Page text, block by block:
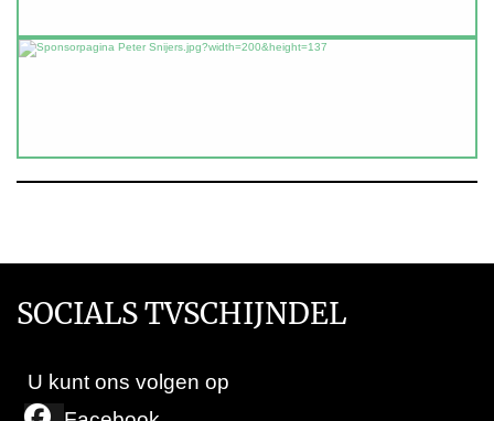
SOCIALS TVSCHIJNDEL
U kunt ons volgen op